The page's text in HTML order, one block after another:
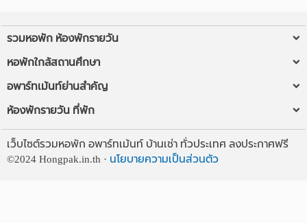
รวมหอพัก ห้องพักรายวัน
หอพักใกล้ฉัน
ห้องพักรายวันใกล้ฉัน
หอพักใกล้มหาวิทยาลัย
ห้องพักรายวัน
หอพักใกล้สถานศึกษา
หอพัก ม.รังสิต
หอพัก ใกล้ ม.ธรรมศาสตร์ รังสิต
หอพัก มทส
อพาร์ทเม้นท์ย่านสำคัญ
หอพัก ลาดพร้าว
อพาร์ทเม้นท์ กรุงเทพ
อพาร์ทเม้นท์ ขอนแก่น
ห้องพักรายวัน ที่พัก
ห้องพักรายวัน กรุงเทพ
ห้องพักรายวัน เชียงใหม่
ห้องพักรายวัน อุดรธานี
เว็บไซต์รวมหอพัก อพาร์ทเม้นท์ บ้านเช่า ทั่วประเทศ ลงประกาศฟรี
©2024 Hongpak.in.th · นโยบายความเป็นส่วนตัว